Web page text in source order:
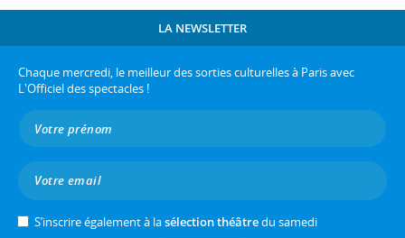
LA NEWSLETTER
Chaque mercredi, le meilleur des sorties culturelles à Paris avec
L'Officiel des spectacles !
S’inscrire également à lasélection théâtredu samedi